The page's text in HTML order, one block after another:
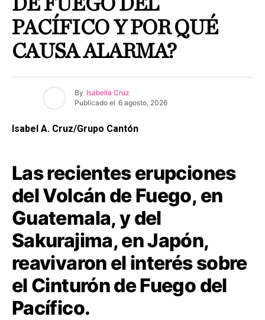
PACÍFICO Y POR QUÉ
CAUSA ALARMA?
By Isabella Cruz
Publicado el 6 agosto, 2026
Isabel A. Cruz/Grupo Cantón
Las recientes erupciones
del Volcán de Fuego, en
Guatemala, y del
Sakurajima, en Japón,
reavivaron el interés sobre
el Cinturón de Fuego del
Pacífico.